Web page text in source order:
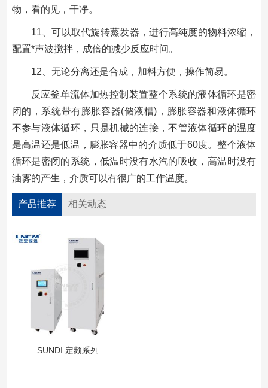
物，看的见，干净。
11、可以取代旋转蒸发器，进行高纯度的物料浓缩，
配置*声波搅拌，成倍的减少反应时间。
12、无论分离还是合成，加料方便，操作简易。
反应釜单流体加热控制装置整个系统的液体循环是密
闭的，系统带有膨胀容器(储液槽)，膨胀容器和液体循环
不参与液体循环，只是机械的连接，不管液体循环的温度
是高温还是低温，膨胀容器中的介质低于60度。整个液体
循环是密闭的系统，低温时没有水汽的吸收，高温时没有
油雾的产生，介质可以有很广的工作温度。
产品推荐 相关动态
SUNDI 定频系列